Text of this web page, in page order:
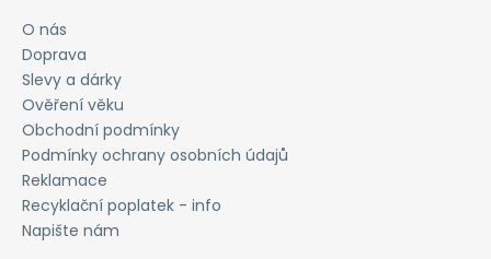
O nás
Doprava
Slevy a dárky
Ověření věku
Obchodní podmínky
Podmínky ochrany osobních údajů
Reklamace
Recyklační poplatek - info
Napište nám